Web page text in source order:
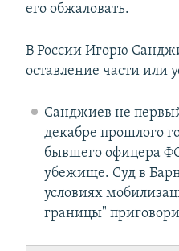
его обжаловать.
В России Игорю
оставление части или
Санджиев не
декабре прошлого
бывшего офицера
убежище. Суд в
условиях
границы"